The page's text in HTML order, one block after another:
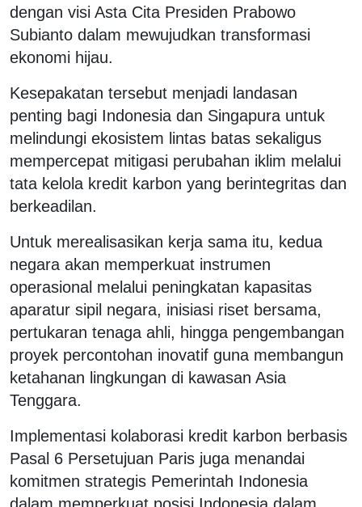
dengan visi Asta Cita Presiden Prabowo
Subianto dalam mewujudkan transformasi
ekonomi hijau.
Kesepakatan tersebut menjadi landasan
penting bagi Indonesia dan Singapura untuk
melindungi ekosistem lintas batas sekaligus
mempercepat mitigasi perubahan iklim melalui
tata kelola kredit karbon yang berintegritas dan
berkeadilan.
Untuk merealisasikan kerja sama itu, kedua
negara akan memperkuat instrumen
operasional melalui peningkatan kapasitas
aparatur sipil negara, inisiasi riset bersama,
pertukaran tenaga ahli, hingga pengembangan
proyek percontohan inovatif guna membangun
ketahanan lingkungan di kawasan Asia
Tenggara.
Implementasi kolaborasi kredit karbon berbasis
Pasal 6 Persetujuan Paris juga menandai
komitmen strategis Pemerintah Indonesia